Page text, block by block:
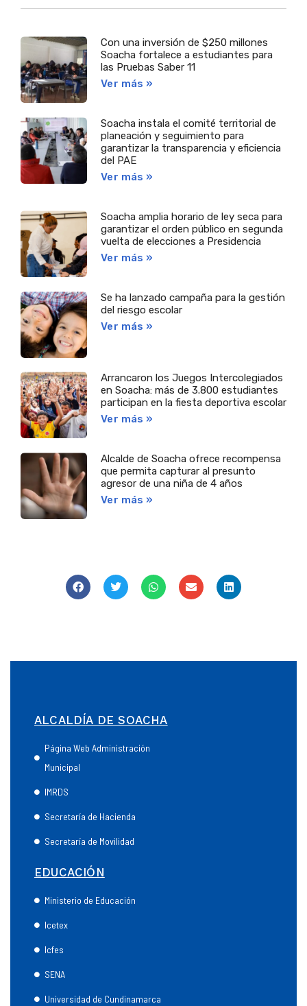
Con una inversión de $250 millones
Soacha fortalece a estudiantes para
las Pruebas Saber 11
Ver más »
Soacha instala el comité territorial de
planeación y seguimiento para
garantizar la transparencia y eficiencia
del PAE
Ver más »
Soacha amplia horario de ley seca para
garantizar el orden público en segunda
vuelta de elecciones a Presidencia
Ver más »
Se ha lanzado campaña para la gestión
del riesgo escolar
Ver más »
Arrancaron los Juegos Intercolegiados
en Soacha: más de 3.800 estudiantes
participan en la fiesta deportiva escolar
Ver más »
Alcalde de Soacha ofrece recompensa
que permita capturar al presunto
agresor de una niña de 4 años
Ver más »
ALCALDÍA DE SOACHA
Página Web Administración
Municipal
IMRDS
Secretaría de Hacienda
Secretaría de Movilidad
EDUCACIÓN
Ministerio de Educación
Icetex
Icfes
SENA
Universidad de Cundinamarca